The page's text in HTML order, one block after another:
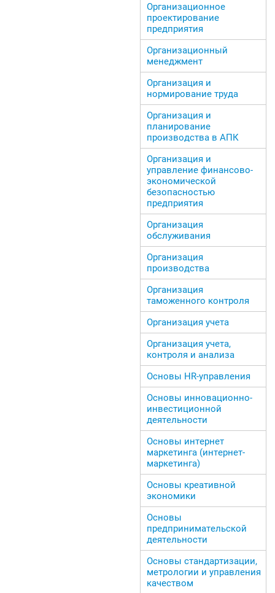
Организационное
проектирование
предприятия
Организационный
менеджмент
Организация и
нормирование труда
Организация и
планирование
производства в АПК
Организация и
управление финансово-
экономической
безопасностью
предприятия
Организация
обслуживания
Организация
производства
Организация
таможенного контроля
Организация учета
Организация учета,
контроля и анализа
Основы HR-управления
Основы инновационно-
инвестиционной
деятельности
Основы интернет
маркетинга (интернет-
маркетинга)
Основы креативной
экономики
Основы
предпринимательской
деятельности
Основы стандартизации,
метрологии и управления
качеством